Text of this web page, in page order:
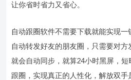
让你省时省力又省心。
自动跟圈软件不需要下载就能实现
自动转发好友的朋友圈，只需要对
就会自动同步，就算24小时黑屏，
跟圈，实现真正的人性化，解放双手